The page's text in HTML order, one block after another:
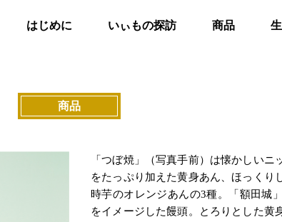
いぃ那珂いぃもの 那珂市特産品ブランド
はじめに いぃもの探訪 商品
商品
「つぼ焼」（写真手前）は懐かしい
をたっぷり加えた黄身あん、ほっくり
時芋のオレンジあんの3種。「額田城
をイメージした饅頭。とろりとした黄